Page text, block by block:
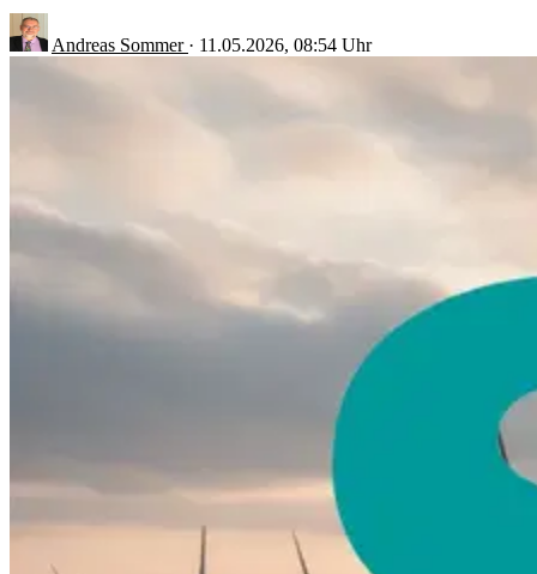
Andreas Sommer · 11.05.2026, 08:54 Uhr